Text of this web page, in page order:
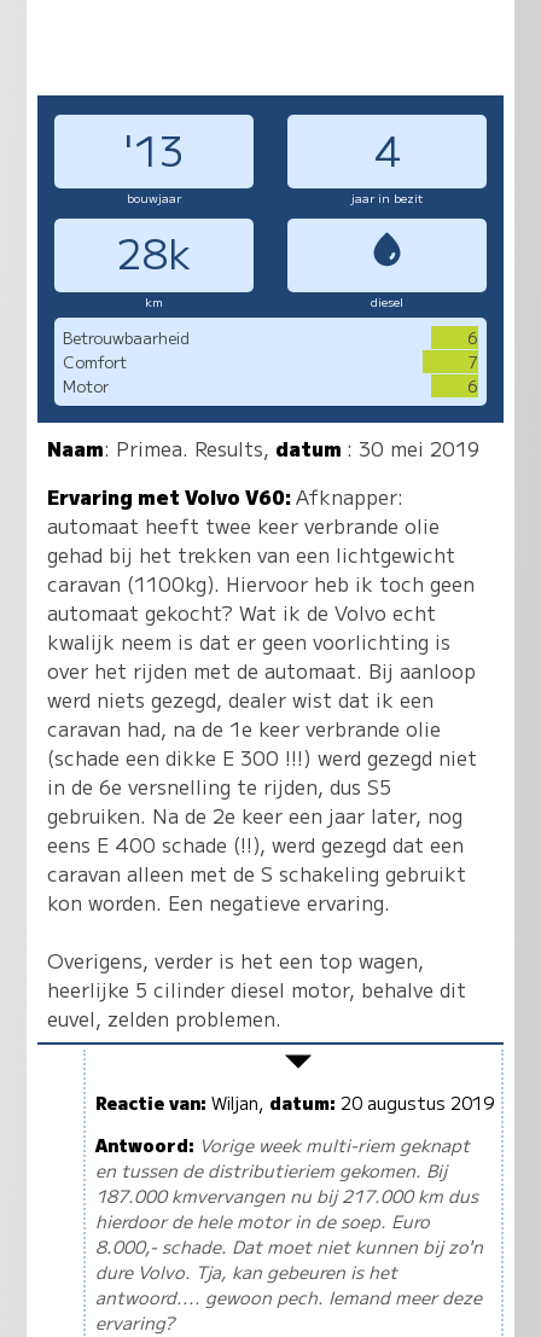
'13 4
bouwjaar jaar in bezit
28k
km diesel
Betrouwbaarheid
6
Comfort
7
Motor
6
Naam: Primea. Results, datum : 30 mei 2019
Ervaring met Volvo V60:Afknapper:
automaat heeft twee keer verbrande olie
gehad bij het trekken van een lichtgewicht
caravan (1100kg). Hiervoor heb ik toch geen
automaat gekocht? Wat ik de Volvo echt
kwalijk neem is dat er geen voorlichting is
over het rijden met de automaat. Bij aanloop
werd niets gezegd, dealer wist dat ik een
caravan had, na de 1e keer verbrande olie
(schade een dikke E 300 !!!) werd gezegd niet
in de 6e versnelling te rijden, dus S5
gebruiken. Na de 2e keer een jaar later, nog
eens E 400 schade (!!), werd gezegd dat een
caravan alleen met de S schakeling gebruikt
kon worden. Een negatieve ervaring.
Overigens, verder is het een top wagen,
heerlijke 5 cilinder diesel motor, behalve dit
euvel, zelden problemen.
Reactie van: Wiljan, datum: 20 augustus 2019
Antwoord: Vorige week multi-riem geknapt
en tussen de distributieriem gekomen. Bij
187.000 kmvervangen nu bij 217.000 km dus
hierdoor de hele motor in de soep. Euro
8.000,- schade. Dat moet niet kunnen bij zo'n
dure Volvo. Tja, kan gebeuren is het
antwoord.... gewoon pech. Iemand meer deze
ervaring?